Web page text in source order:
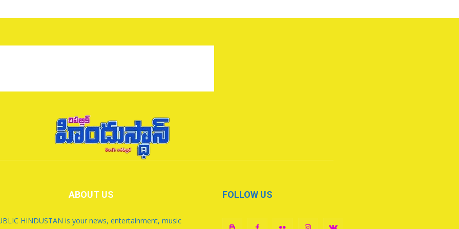
ABOUT US
HINDUSTAN is your news, entertainment, music
FOLLOW US